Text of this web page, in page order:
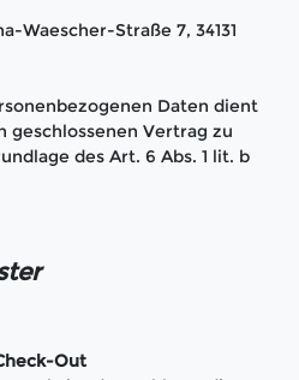
Waescher-Straße 7, 34131
Daten dient
geschlossenen Vertrag zu
des Art. 6 Abs. 1 lit. b
Out